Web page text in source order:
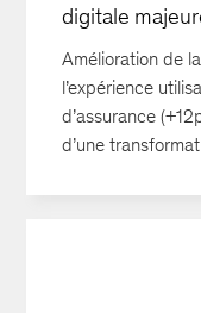
digitale
Amélioration de
l’expérience
d’assurance
d’une